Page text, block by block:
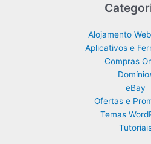
Alojamento
Aplicativos e
Compras
eBay
Ofertas e
Temas